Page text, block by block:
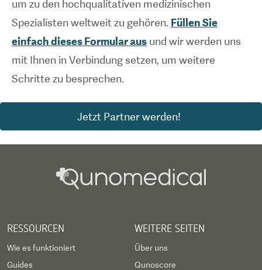
um zu den hochqualitativen medizinischen
Spezialisten weltweit zu gehören. Füllen Sie
einfach dieses Formular aus und wir werden uns
mit Ihnen in Verbindung setzen, um weitere
Schritte zu besprechen.
Jetzt Partner werden!
RESSOURCEN
Wie es funktioniert
Guides
WEITERE SEITEN
Über uns
Qunoscore